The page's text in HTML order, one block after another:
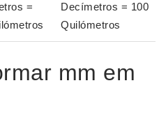
=
Decímetros = 100
Quilómetros
mm em